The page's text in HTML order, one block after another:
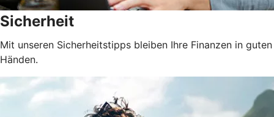
Sicherheit
Mit unseren Sicherheitstipps bleiben Ihre Finanzen in guten
Händen.